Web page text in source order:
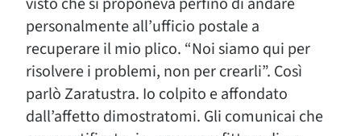
personalmente all’ufficio postale a
recuperare il mio plico. “Noi siamo qui per
risolvere i problemi, non per crearli”. Così
parlò Zaratustra. Io colpito e affondato
dall’affetto dimostratomi. Gli comunicai che